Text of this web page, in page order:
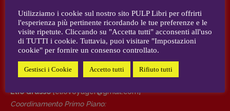
Vampirismi
Zong!
DIRETTRICE RESPONSABILE
Antonella Marrone
Walter Catalano Giuseppe Costigliola
AUTORI e COLLABORATORI
CONTATTI
Case editrici e coordinamento recensioni:
Elio Grasso[eliovoyager@gmail.com]
Coordinamento Primo Piano:
Utilizziamo i cookie sul nostro sito PULP Libri per offrirti
l'esperienza più pertinente ricordando le tue preferenze e le
visite ripetute. Cliccando su "Accetta tutti" acconsenti all'uso
di TUTTI i cookie. Tuttavia, puoi visitare "Impostazioni
cookie" per fornire un consenso controllato.
Gestisci i Cookie Accetto tutti Rifiuto tutti